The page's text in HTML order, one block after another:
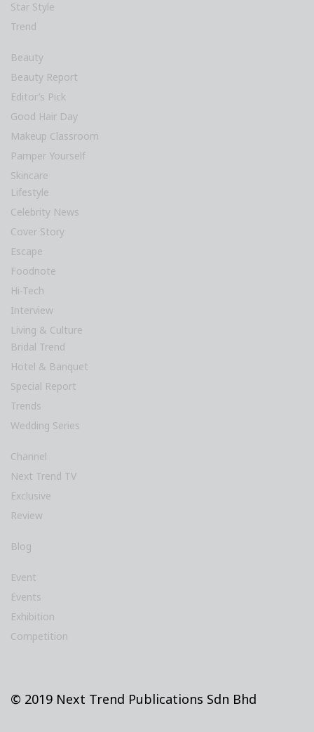
Star Style
Trend
Beauty
Beauty Report
Editor’s Pick
Good Hair Day
Makeup Classroom
Pamper Yourself
Skincare
Lifestyle
Celebrity News
Cover Story
Escape
Foodnote
Hi-Tech
Interview
Living & Culture
Bridal Trend
Hotel & Banquet
Special Report
Trends
Wedding Series
Channel
Next Trend TV
Exclusive
Review
Blog
Event
Events
Exhibition
Competition
© 2019 Next Trend Publications Sdn Bhd